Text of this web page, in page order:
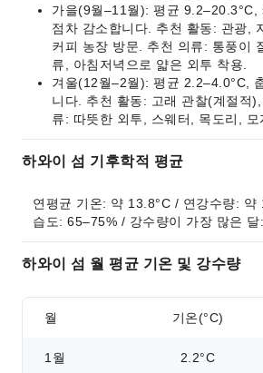
가을(9월–11월): 평균 9.2–20.3°C,
점차 감소합니다. 추천 활동: 관광,
커피 농장 방문. 추천 의류: 통풍이
류, 아침저녁으로 얇은 외투 착용.
겨울(12월–2월): 평균 2.2–4.0°C,
니다. 추천 활동: 고래 관찰(계절적
류: 따뜻한 외투, 스웨터, 목도리, 모
하와이 섬 기후학적 평균
연평균 기온: 약 13.8°C / 연강수량: 약
습도: 65–75% / 강수량이 가장 많은 달
하와이 섬 월 평균 기온 및 강수량
월 기온(°C)
1월 2.2°C